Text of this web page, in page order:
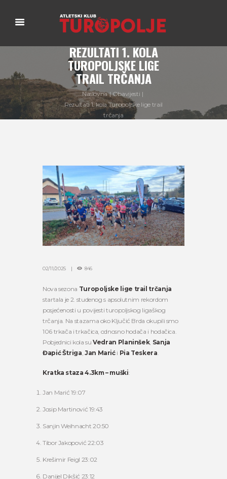
REZULTATI 1. KOLA
TUROPOLJSKE LIGE
TRAIL TRČANJA
Naslovna
Obavijesti
Rezultati 1. kola Turopoljske lige trail
trčanja
02/11/2025 846
Nova sezona Turopoljske lige trail trčanja
startala je 2. studenog s apsolutnim rekordom
posjećenosti u povijesti turopoljskog ligaškog
trčanja. Na stazama oko Ključić Brda okupili smo
106 trkača i trkačica, odnosno hodača i hodačica.
Pobjednici kola suVedran Planinšek, Sanja
Đapić Štriga Jan Marići Pia Teskera
Kratka staza 4.3km – muški:
Jan Marić 19:07
Josip Martinović 19:43
Sanjin Weihnacht 20:50
Tibor Jakopović 22:03
Krešimir Feigl 23:02
Danijel Dikšić 23:12